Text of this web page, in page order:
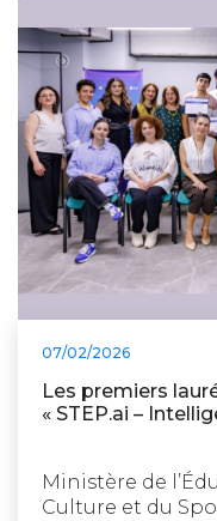
07/02/2026
Les premiers
« STEP.ai –
Ministère de
Culture et du